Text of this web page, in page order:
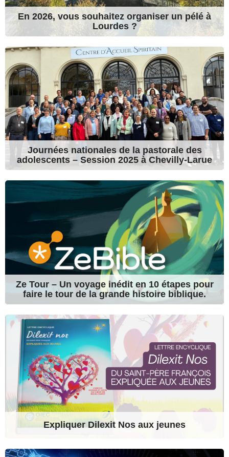
En 2026, vous souhaitez organiser un pélé à
Lourdes ?
Journées nationales de la pastorale des
adolescents – Session 2025 à Chevilly-Larue
Ze Tour – Un voyage inédit en 10 étapes pour
faire le tour de la grande histoire biblique.
Expliquer Dilexit Nos aux jeunes